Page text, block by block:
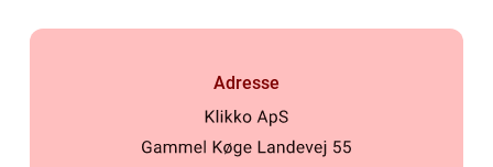
Adresse